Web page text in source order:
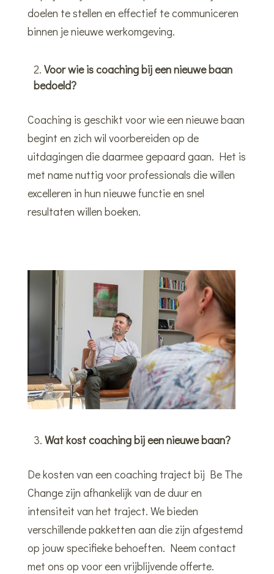
doelen te stellen en effectief te communiceren
binnen je nieuwe werkomgeving.
Voor wie is coaching bij een nieuwe baan
bedoeld?
Coaching is geschikt voor wie een nieuwe baan
begint en zich wil voorbereiden op de
uitdagingen die daarmee gepaard gaan. Het is
met name nuttig voor professionals die willen
excelleren in hun nieuwe functie en snel
resultaten willen boeken.
Wat kost coaching bij een nieuwe baan?
De kosten van een coaching traject bij Be The
Change zijn afhankelijk van de duur en
intensiteit van het traject. We bieden
verschillende pakketten aan die zijn afgestemd
op jouw specifieke behoeften. Neem contact
met ons op voor een vrijblijvende offerte.